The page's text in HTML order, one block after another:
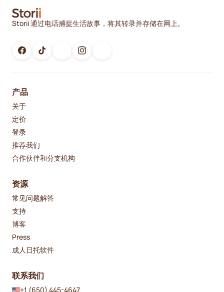
Storii 通过电话捕捉生活故事，将其转录并存储在网上。
产品
关于
定价
登录
推荐我们
合作伙伴和分支机构
资源
常见问题解答
支持
博客
Press
成人日托软件
联系我们
+1 (650) 445-4647